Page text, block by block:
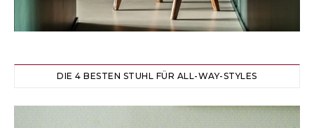
DIE 4 BESTEN STUHL FÜR ALL-WAY-STYLES